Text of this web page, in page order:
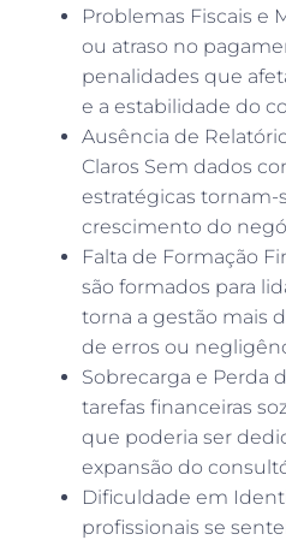
Problemas Fiscais e
ou atraso no
penalidades que
e a estabilidade do
Ausência de
Claros Sem dados
estratégicas tornam-
crescimento do
Falta de Formação
são formados para
torna a gestão mais
de erros ou
Sobrecarga e Perda
tarefas financeiras
que poderia ser
expansão do
Dificuldade em
profissionais se